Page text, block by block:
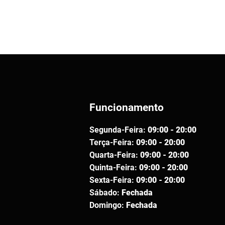
Funcionamento
Segunda-Feira: 09:00 - 20:00
Terça-Feira: 09:00 - 20:00
Quarta-Feira: 09:00 - 20:00
Quinta-Feira: 09:00 - 20:00
Sexta-Feira: 09:00 - 20:00
Sábado: Fechada
Domingo: Fechada